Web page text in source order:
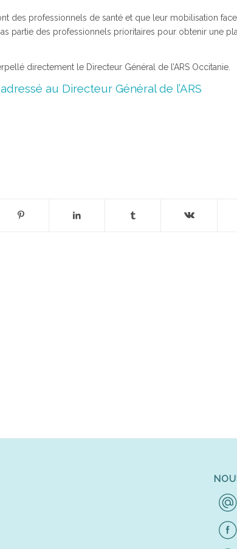
des professionnels de santé et que leur mobilisation
partie des professionnels prioritaires pour obtenir une
directement le Directeur Général de l’ARS Occitanie.
au Directeur Général de l’ARS